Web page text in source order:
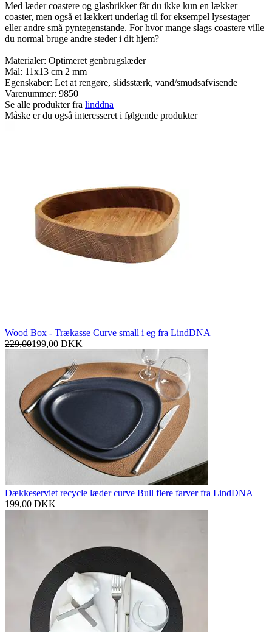
Med læder coastere og glasbrikker får du ikke kun en lækker
coaster, men også et lækkert underlag til for eksempel lysestager
eller andre små pyntegenstande. For hvor mange slags coastere ville
du normal bruge andre steder i dit hjem?
Materialer: Optimeret genbrugslæder
Mål: 11x13 cm 2 mm
Egenskaber: Let at rengøre, slidsstærk, vand/smudsafvisende
Varenummer: 9850
Se alle produkter fra linddna
Måske er du også interesseret i følgende produkter
Wood Box - Trækasse Curve small i eg fra LindDNA
229,00199,00 DKK
Dækkeserviet recycle læder curve Bull flere farver fra LindDNA
199,00 DKK